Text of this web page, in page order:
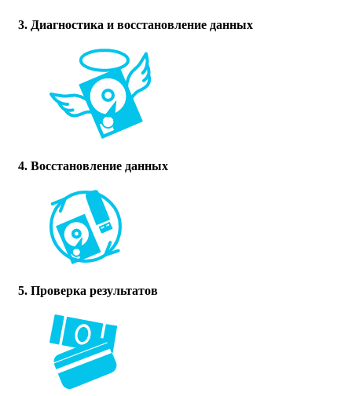
3. Диагностика и восстановление данных
4. Восстановление данных
5. Проверка результатов